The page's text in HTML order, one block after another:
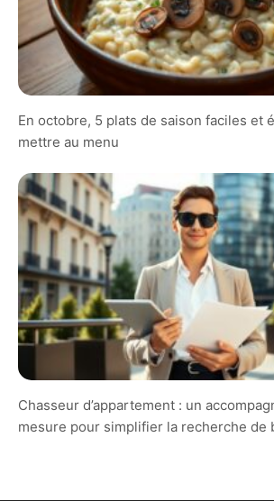
En octobre, 5 plats de saison faciles et
mettre au menu
Chasseur d’appartement : un
mesure pour simplifier la recherche de